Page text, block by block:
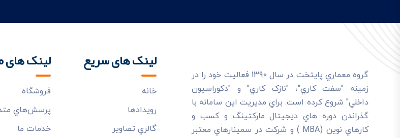
گروه معماري پايتخت در سال 1390 فعاليت خود را در
زمينه "سفت کاري"، "نازک کاري" و "دکوراسيون
داخلي" شروع کرده است. براي مديريت اين سامانه با
گذراندن دوره هاي ديجيتال مارکتينگ و کسب و
کارهاي نوين (MBA ) و شرکت در سمينارهاي معتبر
لینک های سریع
خانه
رويدادها
گالري تصاوير
لینک های
فروشگاه
پرسش‌هاي
خدمات ما